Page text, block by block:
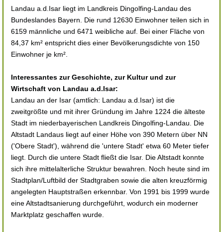
Landau a.d.Isar liegt im Landkreis Dingolfing-Landau des
Bundeslandes Bayern. Die rund 12630 Einwohner teilen sich in
6159 männliche und 6471 weibliche auf. Bei einer Fläche von
84,37 km² entspricht dies einer Bevölkerungsdichte von 150
Einwohner je km².
Interessantes zur Geschichte, zur Kultur und zur
Wirtschaft von Landau a.d.Isar:
Landau an der Isar (amtlich: Landau a.d.Isar) ist die
zweitgrößte und mit ihrer Gründung im Jahre 1224 die älteste
Stadt im niederbayerischen Landkreis Dingolfing-Landau. Die
Altstadt Landaus liegt auf einer Höhe von 390 Metern über NN
('Obere Stadt'), während die 'untere Stadt' etwa 60 Meter tiefer
liegt. Durch die untere Stadt fließt die Isar. Die Altstadt konnte
sich ihre mittelalterliche Struktur bewahren. Noch heute sind im
Stadtplan/Luftbild der Stadtgraben sowie die alten kreuzförmig
angelegten Hauptstraßen erkennbar. Von 1991 bis 1999 wurde
eine Altstadtsanierung durchgeführt, wodurch ein moderner
Marktplatz geschaffen wurde.